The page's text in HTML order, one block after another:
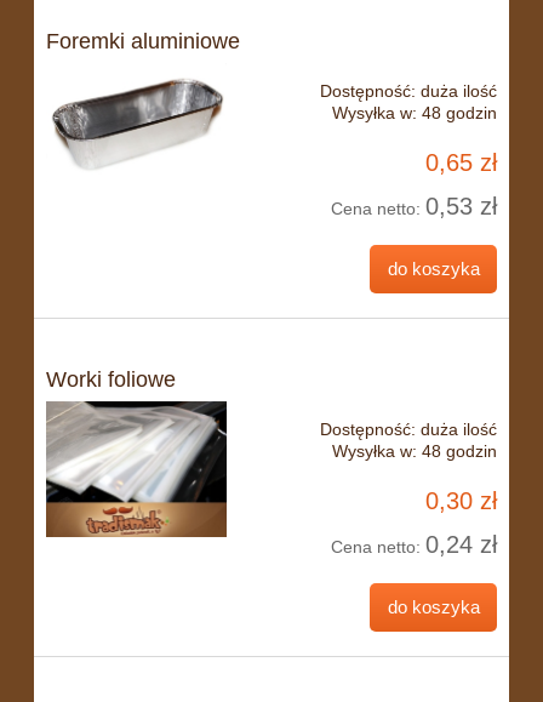
Foremki aluminiowe
Dostępność: duża ilość
Wysyłka w: 48 godzin
0,65 zł
Cena netto: 0,53 zł
do koszyka
Worki foliowe
Dostępność: duża ilość
Wysyłka w: 48 godzin
0,30 zł
Cena netto: 0,24 zł
do koszyka